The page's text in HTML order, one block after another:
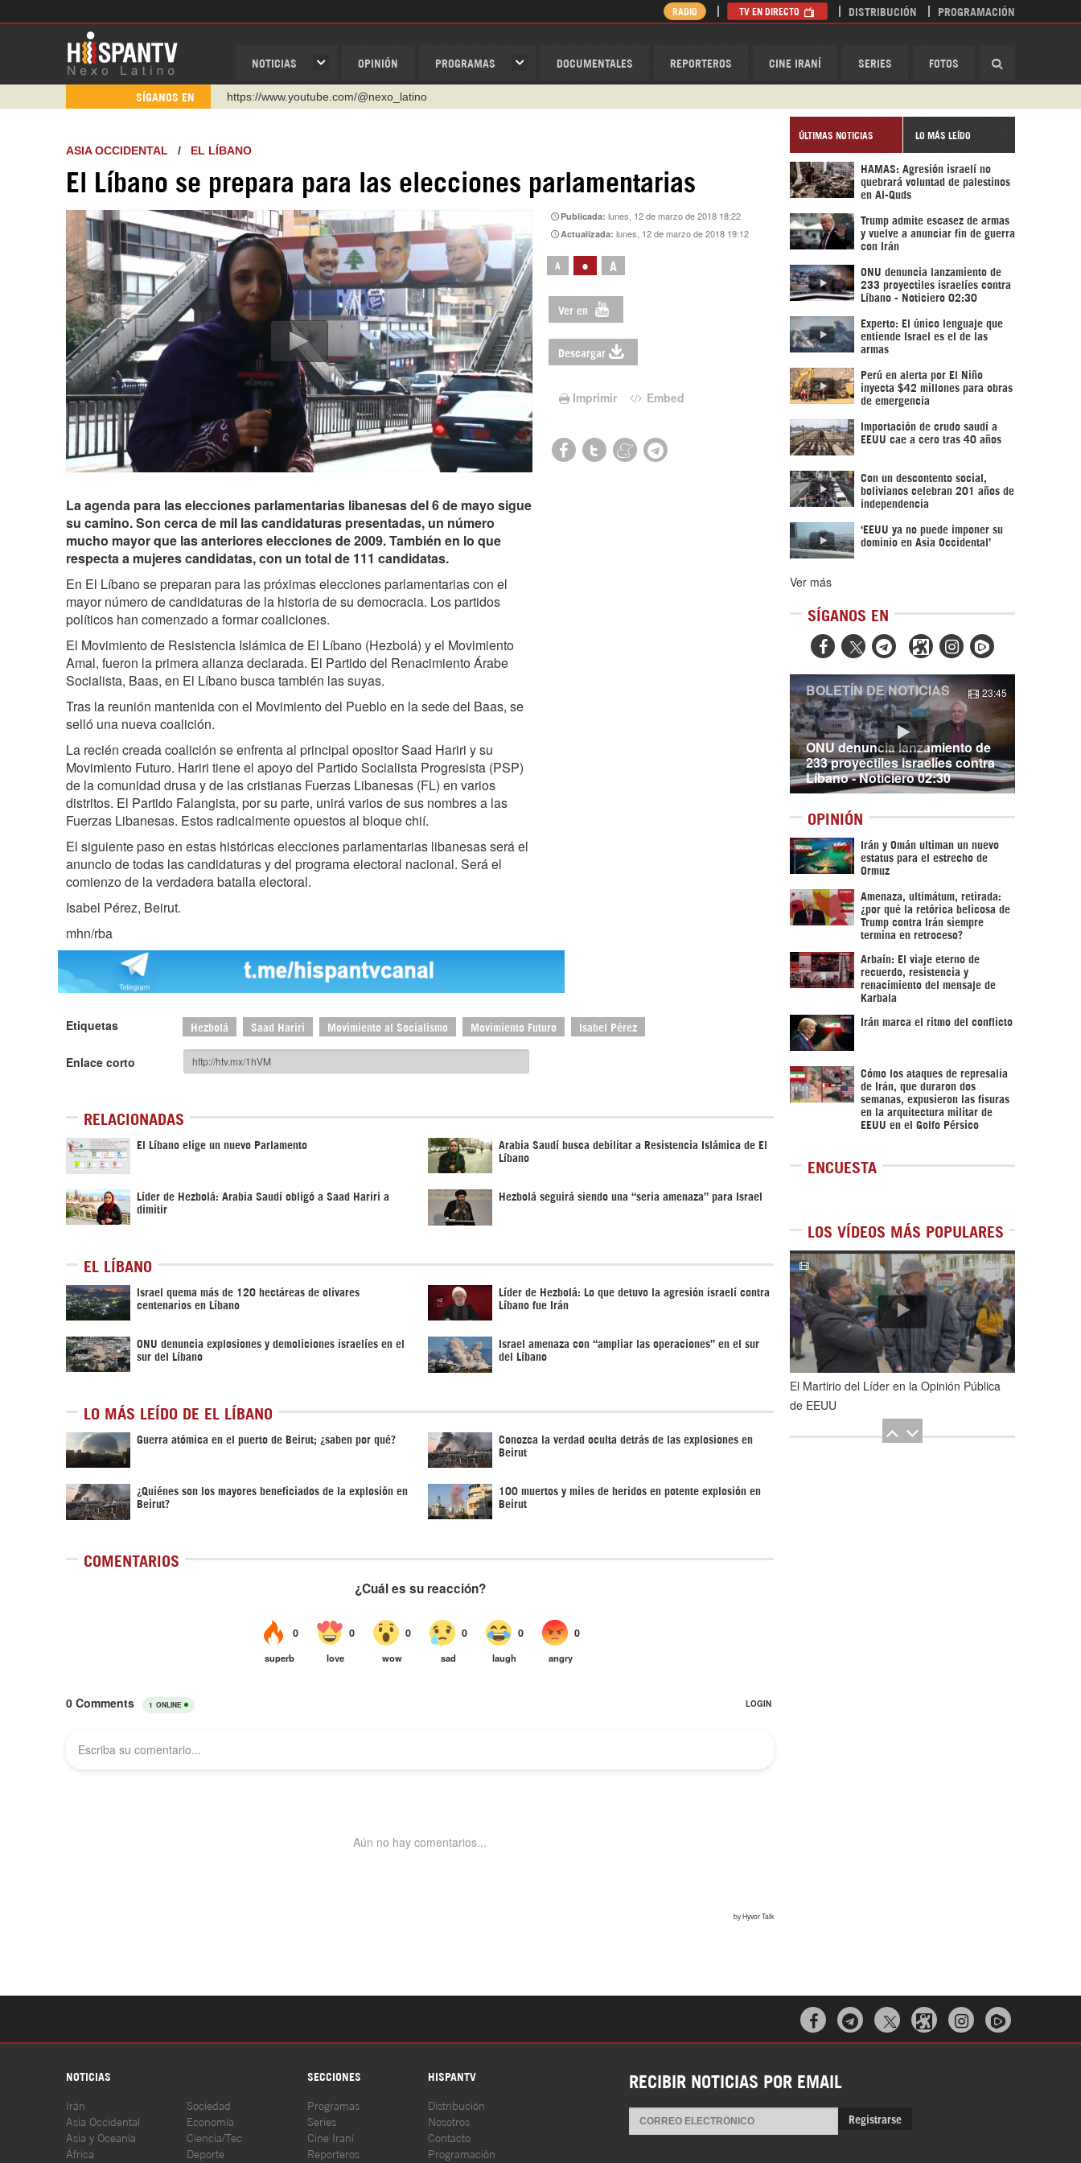
NOTICIAS OPINIÓN PROGRAMAS DOCUMENTALES REPORTEROS CINE IRANÍ SERIES FOTOS
RADIO TV EN DIRECTO DISTRIBUCIÓN PROGRAMACIÓN
SÍGANOS EN
https://www.youtube.com/@nexo_latino
https://t.me/hispantvcanal
WhatsApp y Viber: +98 921 79 29 404
Instagram como: hispan_tv
https://www.facebook.com/Nexolatino.Canal
ASIA OCCIDENTAL / EL LÍBANO
El Líbano se prepara para las elecciones parlamentarias
Publicada:lunes, 12 de marzo de 2018 18:22
Actualizada:lunes, 12 de marzo de 2018 19:12
A • A
Ver en
Descargar
Imprimir Embed
La agenda para las elecciones parlamentarias libanesas del 6 de mayo sigue
su camino. Son cerca de mil las candidaturas presentadas, un número
mucho mayor que las anteriores elecciones de 2009. También en lo que
respecta a mujeres candidatas, con un total de 111 candidatas.
En El Líbano se preparan para las próximas elecciones parlamentarias con el
mayor número de candidaturas de la historia de su democracia. Los partidos
políticos han comenzado a formar coaliciones.
El Movimiento de Resistencia Islámica de El Líbano (Hezbolá) y el Movimiento
Amal, fueron la primera alianza declarada. El Partido del Renacimiento Árabe
Socialista, Baas, en El Líbano busca también las suyas.
Tras la reunión mantenida con el Movimiento del Pueblo en la sede del Baas, se
selló una nueva coalición.
La recién creada coalición se enfrenta al principal opositor Saad Hariri y su
Movimiento Futuro. Hariri tiene el apoyo del Partido Socialista Progresista (PSP)
de la comunidad drusa y de las cristianas Fuerzas Libanesas (FL) en varios
distritos. El Partido Falangista, por su parte, unirá varios de sus nombres a las
Fuerzas Libanesas. Estos radicalmente opuestos al bloque chií.
El siguiente paso en estas históricas elecciones parlamentarias libanesas será el
anuncio de todas las candidaturas y del programa electoral nacional. Será el
comienzo de la verdadera batalla electoral.
Isabel Pérez, Beirut.
mhn/rba
Etiquetas Hezbolá Saad Hariri Movimiento al Socialismo Movimiento Futuro Isabel Pérez
Enlace corto
RELACIONADAS
El Líbano elige un nuevo Parlamento Arabia Saudí busca debilitar a Resistencia Islámica de El
Líbano
Líder de Hezbolá: Arabia Saudí obligó a Saad Hariri a
dimitir
Hezbolá seguirá siendo una “seria amenaza” para Israel
EL LÍBANO
Israel quema más de 120 hectáreas de olivares
centenarios en Líbano
Líder de Hezbolá: Lo que detuvo la agresión israelí contra
Líbano fue Irán
ONU denuncia explosiones y demoliciones israelíes en el
sur del Líbano
Israel amenaza con “ampliar las operaciones” en el sur
del Líbano
LO MÁS LEÍDO DE EL LÍBANO
Guerra atómica en el puerto de Beirut; ¿saben por qué? Conozca la verdad oculta detrás de las explosiones en
Beirut
¿Quiénes son los mayores beneficiados de la explosión en
Beirut?
100 muertos y miles de heridos en potente explosión en
Beirut
COMENTARIOS
ÚLTIMAS NOTICIAS LO MÁS LEÍDO
HAMAS: Agresión israelí no
quebrará voluntad de palestinos
en Al-Quds
Trump admite escasez de armas
y vuelve a anunciar fin de guerra
con Irán
ONU denuncia lanzamiento de
233 proyectiles israelíes contra
Líbano - Noticiero 02:30
Experto: El único lenguaje que
entiende Israel es el de las
armas
Perú en alerta por El Niño
inyecta $42 millones para obras
de emergencia
Importación de crudo saudí a
EEUU cae a cero tras 40 años
Con un descontento social,
bolivianos celebran 201 años de
independencia
‘EEUU ya no puede imponer su
dominio en Asia Occidental’
Ver más
SÍGANOS EN
  
ONU denuncia lanzamiento de
233 proyectiles israelíes contra
Líbano - Noticiero 02:30
BOLETÍN DE NOTICIAS 23:45
OPINIÓN
Irán y Omán ultiman un nuevo
estatus para el estrecho de
Ormuz
Amenaza, ultimátum, retirada:
¿por qué la retórica belicosa de
Trump contra Irán siempre
termina en retroceso?
Arbaín: El viaje eterno de
recuerdo, resistencia y
renacimiento del mensaje de
Karbala
Irán marca el ritmo del conflicto
Cómo los ataques de represalia
de Irán, que duraron dos
semanas, expusieron las fisuras
en la arquitectura militar de
EEUU en el Golfo Pérsico
ENCUESTA
LOS VÍDEOS MÁS POPULARES
1de5
El Martirio del Líder en la Opinión Pública
de EEUU
ataque de EEUU a su hospital infantil |
  
NOTICIAS SECCIONES HISPANTV
Irán
Asia Occidental
Asia y Oceanía
África
Sociedad
Economía
Ciencia/Tec
Deporte
Programas
Series
Cine Iraní
Reporteros
Distribución
Nosotros
Contacto
Programación
RECIBIR NOTICIAS POR EMAIL
Registrarse